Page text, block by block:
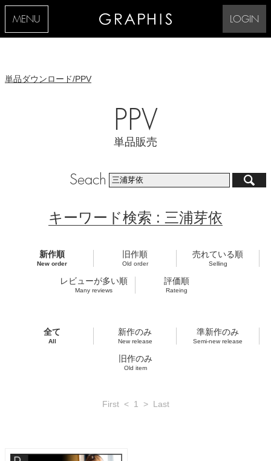
MENU LOGIN
単品ダウンロード/PPV
PPV
単品販売
Seach
キーワード検索 : 三浦芽依
新作順
New order
旧作順
Old order
売れている順
Selling
レビューが多い順
Many reviews
評価順
Rateing
全て
All
新作のみ
New release
準新作のみ
Semi-new release
旧作のみ
Old item
First < 1 > Last